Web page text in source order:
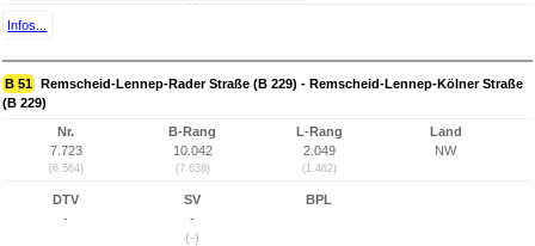
Infos...
B 51 Remscheid-Lennep-Rader Straße (B 229) - Remscheid-Lennep-Kölner Straße
(B 229)
Nr.
7.723
(6.564)
B-Rang
10.042
(7.638)
L-Rang
2.049
(1.462)
Land
NW
DTV
-
SV
-
(-)
BPL